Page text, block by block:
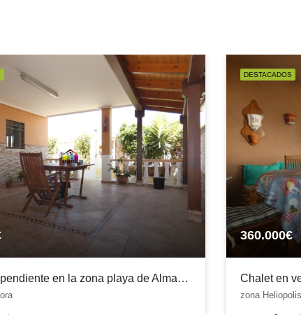
Casa Independiente en la zona playa de Almazora
DESTACADOS
360.000€
Chalet en
zona